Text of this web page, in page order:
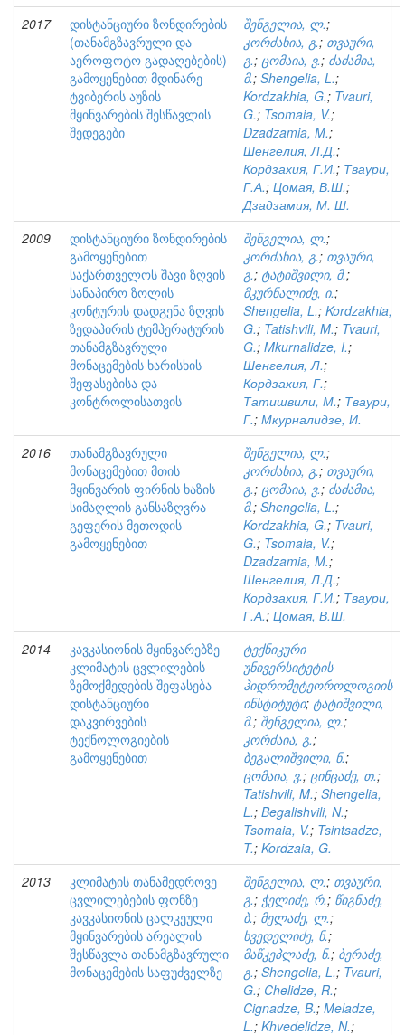
2017
დისტანციური ზონდირების
(თანამგზავრული და
აეროფოტო გადაღებების)
გამოყენებით მდინარე
ტვიბერის აუზის
მყინვარების შესწავლის
შედეგები
შენგელია, ლ.;
კორძახია, გ.; თვაური,
გ.; ცომაია, ვ.; ძაძამია,
მ.; Shengelia, L.;
Kordzakhia, G.; Tvauri,
G.; Tsomaia, V.;
Dzadzamia, M.;
Шенгелия, Л.Д.;
Кордзахия, Г.И.; Тваури,
Г.А.; Цомая, В.Ш.;
Дзадзамия, М. Ш.
2009
დისტანციური ზონდირების
გამოყენებით
საქართველოს შავი ზღვის
სანაპირო ზოლის
კონტურის დადგენა ზღვის
ზედაპირის ტემპერატურის
თანამგზავრული
მონაცემების ხარისხის
შეფასებისა და
კონტროლისათვის
შენგელია, ლ.;
კორძახია, გ.; თვაური,
გ.; ტატიშვილი, მ.;
მკურნალიძე, ი.;
Shengelia, L.; Kordzakhia,
G.; Tatishvili, M.; Tvauri,
G.; Mkurnalidze, I.;
Шенгелия, Л.;
Кордзахия, Г.;
Татишвили, М.; Тваури,
Г.; Мкурналидзе, И.
2016
თანამგზავრული
მონაცემებით მთის
მყინვარის ფირნის ხაზის
სიმაღლის განსაზღვრა
გეფერის მეთოდის
გამოყენებით
შენგელია, ლ.;
კორძახია, გ.; თვაური,
გ.; ცომაია, ვ.; ძაძამია,
მ.; Shengelia, L.;
Kordzakhia, G.; Tvauri,
G.; Tsomaia, V.;
Dzadzamia, M.;
Шенгелия, Л.Д.;
Кордзахия, Г.И.; Тваури,
Г.А.; Цомая, В.Ш.
2014
კავკასიონის მყინვარებზე
კლიმატის ცვლილების
ზემოქმედების შეფასება
დისტანციური
დაკვირვების
ტექნოლოგიების
გამოყენებით
ტექნიკური
უნივერსიტეტის
ჰიდრომეტეოროლოგიის
ინსტიტუტი; ტატიშვილი,
მ.; შენგელია, ლ.;
კორძაია, გ.;
ბეგალიშვილი, ნ.;
ცომაია, ვ.; ცინცაძე, თ.;
Tatishvili, M.; Shengelia,
L.; Begalishvili, N.;
Tsomaia, V.; Tsintsadze,
T.; Kordzaia, G.
2013
კლიმატის თანამედროვე
ცვლილებების ფონზე
კავკასიონის ცალკეული
მყინვარების არეალის
შესწავლა თანამგზავრული
მონაცემების საფუძველზე
შენგელია, ლ.; თვაური,
გ.; ჭელიძე, რ.; წიგნაძე,
ბ.; მელაძე, ლ.;
ხვედელიძე, ნ.;
მაწკეპლაძე, ნ.; ბერაძე,
გ.; Shengelia, L.; Tvauri,
G.; Chelidze, R.;
Cignadze, B.; Meladze,
L.; Khvedelidze, N.;